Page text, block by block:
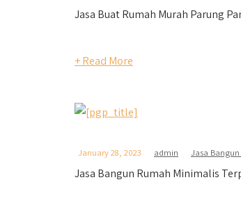
Jasa Buat Rumah Murah Parung
+ Read More
January 28, 2023 admin Jasa
Jasa Bangun Rumah Minimalis